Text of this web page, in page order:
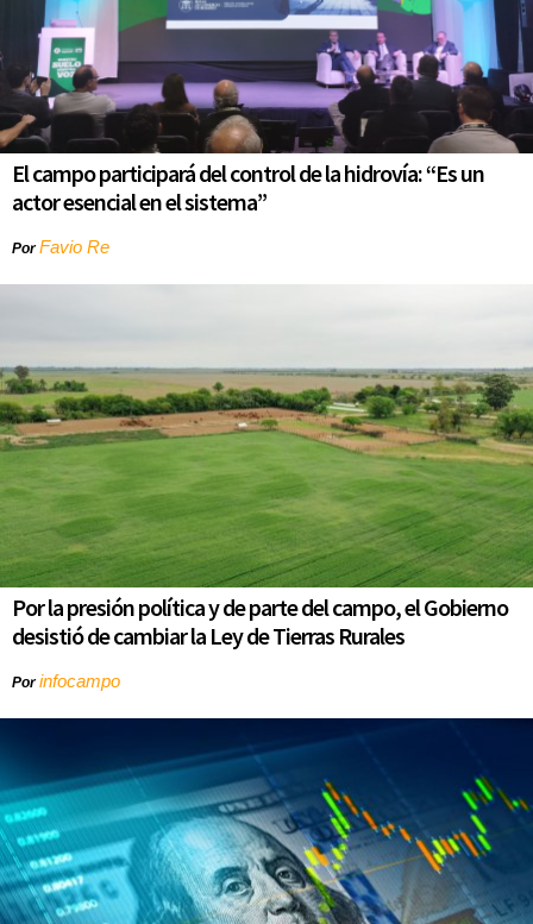
El campo participará del control de la hidrovía: “Es un
actor esencial en el sistema”
PorFavio Re
Por la presión política y de parte del campo, el Gobierno
desistió de cambiar la Ley de Tierras Rurales
Porinfocampo